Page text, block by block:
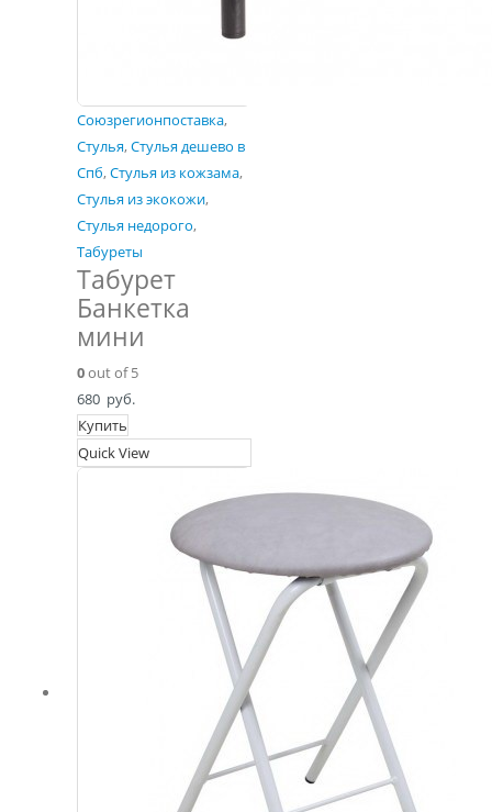
Союзрегионпоставка,
Стулья,Стулья дешево в
Спб,Стулья из кожзама,
Стулья из экокожи,
Стулья недорого,
Табуреты
Табурет
Банкетка
мини
0out of 5
680 руб.
Купить
Quick View